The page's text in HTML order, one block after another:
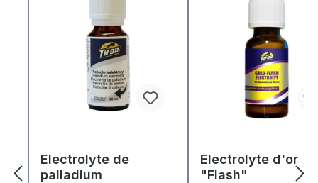
Electrolyte de
palladium
Electrolyte d'or
"Flash"